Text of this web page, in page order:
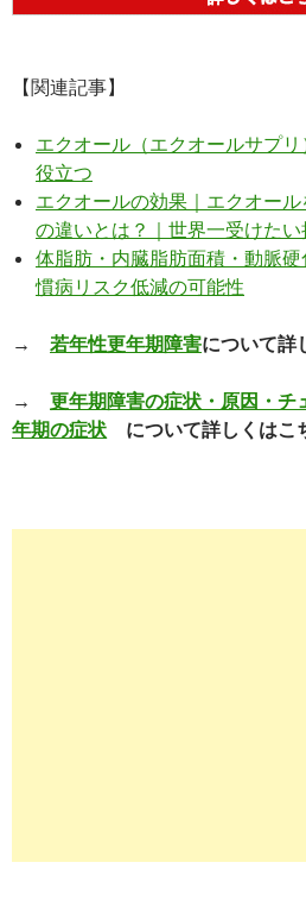
【関連記事】
エクオール（エクオールサプ
役立つ
エクオールの効果｜エクオー
の違いとは？｜世界一受けたい
体脂肪・内臓脂肪面積・動脈
慣病リスク低減の可能性
→ 若年性更年期障害について詳
→ 更年期障害の症状・原因・チ
年期の症状 について詳しくはこ